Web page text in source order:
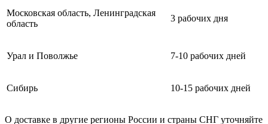
Московская область, Ленинградская
область
3 рабочих дня
Урал и Поволжье 7-10 рабочих дней
Сибирь 10-15 рабочих дней
О доставке в другие регионы России и страны СНГ уточняйте